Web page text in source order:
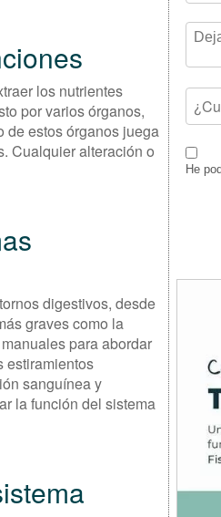
los nutrientes
por varios órganos,
de estos órganos juega
Cualquier alteración o
digestivos, desde
graves como la
para abordar
estiramientos
sanguínea y
la función del sistema
He